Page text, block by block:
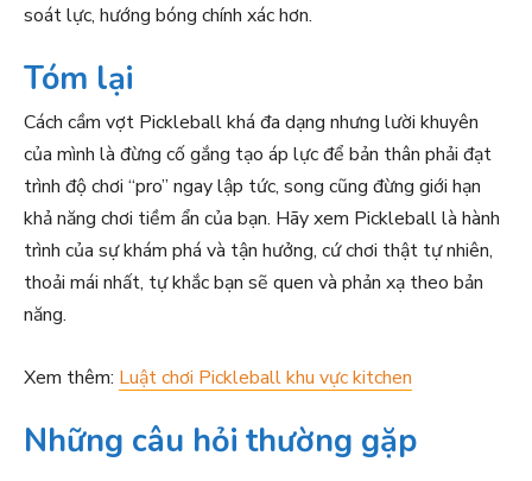
soát lực, hướng bóng chính xác hơn.
Tóm lại
Cách cầm vợt Pickleball khá đa dạng nhưng lười khuyên
của mình là đừng cố gắng tạo áp lực để bản thân phải đạt
trình độ chơi “pro” ngay lập tức, song cũng đừng giới hạn
khả năng chơi tiềm ẩn của bạn. Hãy xem Pickleball là hành
trình của sự khám phá và tận hưởng, cứ chơi thật tự nhiên,
thoải mái nhất, tự khắc bạn sẽ quen và phản xạ theo bản
năng.
Xem thêm: Luật chơi Pickleball khu vực kitchen
Những câu hỏi thường gặp